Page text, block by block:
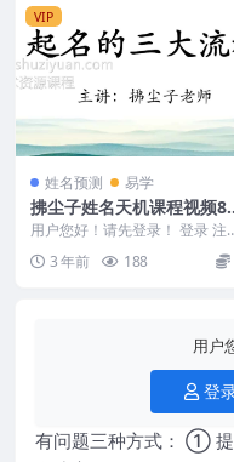
VIP
姓名预测 易学
拂尘子姓名天机课程视频8
集，以生肖姓名学为基础，
字用神做辅助，进行具体
用。
用户您好！请先登录！ 登录 注
拂尘子姓名学 Y2305-041 拂尘子
姓名天...
3 年前 188
用户
登
有问题三种方式： ①